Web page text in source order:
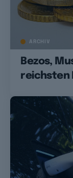
ARCHIV
Bezos,
reichsten